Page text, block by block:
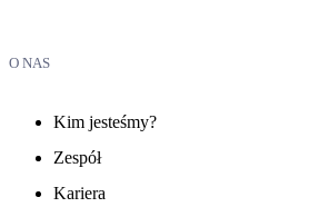
O NAS
Kim jesteśmy?
Zespół
Kariera